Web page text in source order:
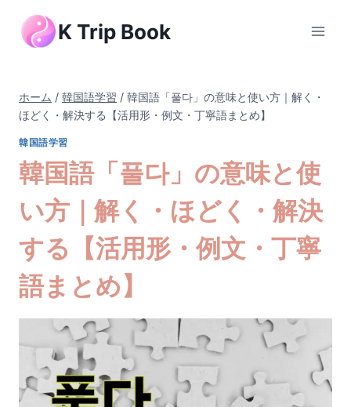
K Trip Book
ホーム / 韓国語学習 / 韓国語「풀다」の意味と使い方｜解く・
ほどく・解決する【活用形・例文・丁寧語まとめ】
韓国語学習
韓国語「풀다」の意味と使
い方｜解く・ほどく・解決
する【活用形・例文・丁寧
語まとめ】